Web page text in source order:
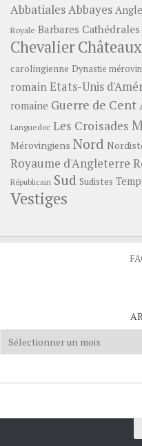
Abbatiales Abbayes
Royale Barbares Cathédrales
ChevalierChâteaux
carolingienne Dynastie
romainEtats-Unis
romaine Guerre de Cent
Languedoc Les Croisades
Mérovingiens Nord
Royaume d'Angleterre
Républicain Sud Sudistes
Vestiges
Archives